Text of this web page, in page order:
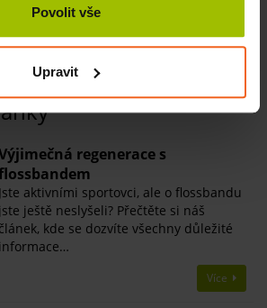
Povolit vše
Upravit
regenerace s
Jste aktivními sportovci, ale o flossbandu
jste ještě neslyšeli? Přečtěte si náš
článek, kde se dozvíte všechny důležité
informace…
Více